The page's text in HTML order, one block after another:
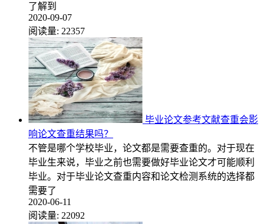
了解到
2020-09-07
阅读量: 22357
毕业论文参考文献查重会影
响论文查重结果吗？
不管是哪个学校毕业，论文都是需要查重的。对于现在
毕业生来说，毕业之前也需要做好毕业论文才可能顺利
毕业。对于毕业论文查重内容和论文检测系统的选择都
需要了
2020-06-11
阅读量: 22092